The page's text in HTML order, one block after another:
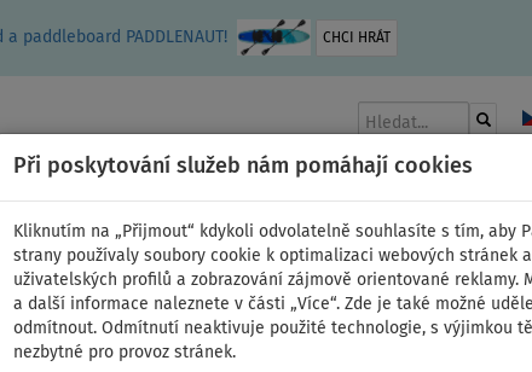
paddleboard PADDLENAUT! CHCI HRÁT
Při poskytování služeb nám pomáhají cookies
Kliknutím na „Přijmout“ kdykoli odvolatelně souhlasíte s tím, aby
strany používaly soubory cookie k optimalizaci webových stránek
uživatelských profilů a zobrazování zájmově orientované reklamy.
a další informace naleznete v části „Více“. Zde je také možné
odmítnout. Odmítnutí neaktivuje použité technologie, s výjimkou
nezbytné pro provoz stránek.
KAJAKY ČLUNY A MOTORY PÁDLA PLACHTY OBLEČENÍ